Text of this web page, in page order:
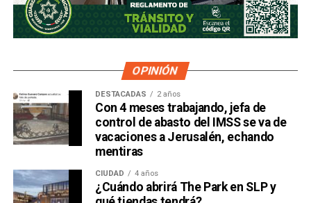
OPINIÓN
DESTACADAS 2 años
Con 4 meses trabajando, jefa de
control de abasto del IMSS se va de
vacaciones a Jerusalén, echando
mentiras
CIUDAD 4 años
¿Cuándo abrirá The Park en SLP y